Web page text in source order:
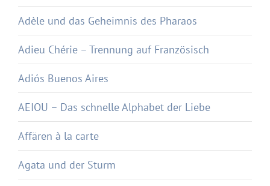
Adèle und das Geheimnis des Pharaos
Adieu Chérie – Trennung auf Französisch
Adiós Buenos Aires
AEIOU – Das schnelle Alphabet der Liebe
Affären à la carte
Agata und der Sturm